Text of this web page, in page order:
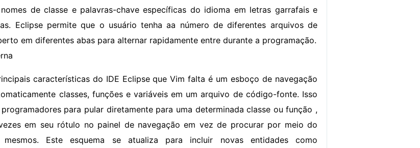
de classe e palavras-chave específicas do idioma em letras garrafais e
Eclipse permite que o usuário tenha aa número de diferentes arquivos de
em diferentes abas para alternar rapidamente entre durante a programação.
características do IDE Eclipse que Vim falta é um esboço de navegação
classes, funções e variáveis ​​em um arquivo de código-fonte. Isso
para pular diretamente para uma determinada classe ou função ,
em seu rótulo no painel de navegação em vez de procurar por meio do
Este esquema se atualiza para incluir novas entidades como